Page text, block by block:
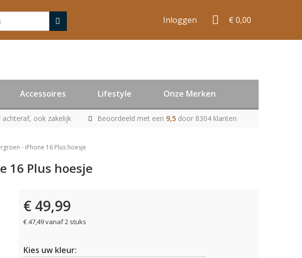
Inloggen € 0,00
Accessoires Lifestyle Onze Merken
achteraf, ook zakelijk Beoordeeld met een 9,5 door 8304 klanten
- iPhone 16 Plus hoesje
16 Plus hoesje
€ 49,99
€ 47,49 vanaf 2 stuks
Kies uw kleur: